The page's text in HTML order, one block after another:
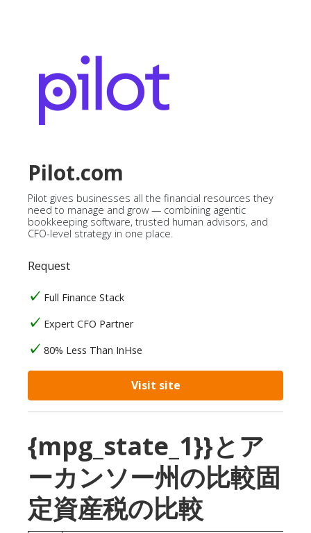
Pilot.com
Pilot gives businesses all the financial resources they
need to manage and grow — combining agentic
bookkeeping software, trusted human advisors, and
CFO-level strategy in one place.
Request
Full Finance Stack
Expert CFO Partner
80% Less Than InHse
Visit site
{mpg_state_1}}とア
ーカンソー州の比較固
定資産税の比較